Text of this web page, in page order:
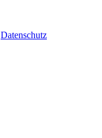
Datenschutz